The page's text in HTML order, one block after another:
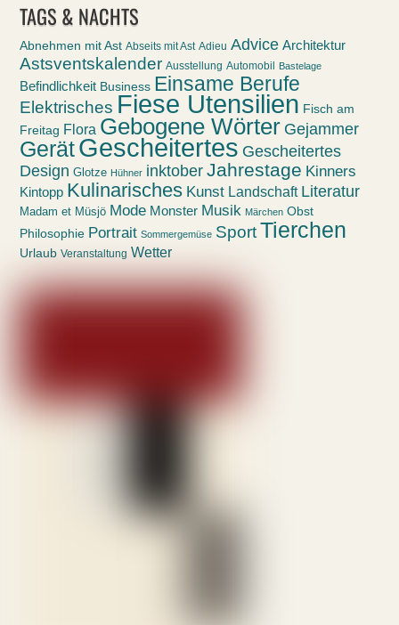
TAGS & NACHTS
Abnehmen mit Ast Abseits mit Ast Adieu Advice Architektur
Astsventskalender Ausstellung Automobil Bastelage
Befindlichkeit Business Einsame Berufe
Elektrisches Fiese Utensilien Fisch am
Freitag Flora Gebogene Wörter Gejammer
GerätGescheitertes Gescheitertes
Design Glotze Hühner inktober Jahrestage Kinners
Kintopp Kulinarisches Kunst Landschaft Literatur
Madam et Müsjö Mode Monster Musik Märchen Obst
Philosophie Portrait Sommergemüse SportTierchen
Urlaub Veranstaltung Wetter